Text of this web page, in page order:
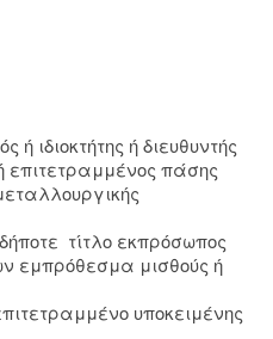
ιδιοκτήτης ή διευθυντής
επιτετραμμένος πάσης
τίτλο εκπρόσωπος
εμπρόθεσμα μισθούς ή
υποκειμένης